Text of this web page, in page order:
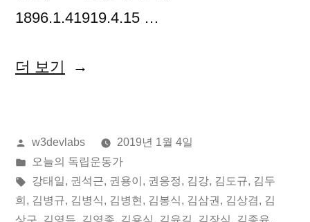
1896.1.41919.4.15 …
더 보기 “2019
월
04
일
올
린
이:
w3devlabs
2019년 1월 4일
게
시
됨:
오늘의 독립운동가
태
그:
강태일, 권석근, 권용이 , 권응정, 김강, 김도규, 김두
희 , 김병규, 김병식, 김병현 , 김봉식, 김삼권 , 김상겸, 김
상구, 김영득, 김영종, 김용식, 김윤길, 김장식, 김종윤,